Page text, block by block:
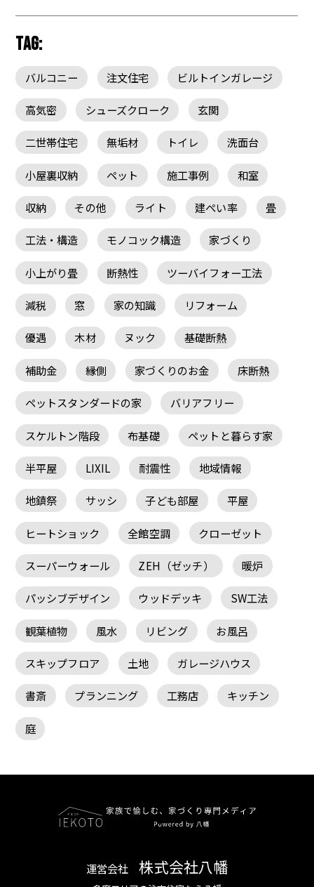
TAG:
バルコニー 注文住宅 ビルトインガレージ
高気密 シューズクローク 玄関
二世帯住宅 無垢材 トイレ 洗面台
小屋裏収納 ペット 施工事例 和室
収納 その他 ライト 建ぺい率 畳
工法・構造 モノコック構造 家づくり
小上がり畳 断熱性 ツーバイフォー工法
減税 窓 家の知識 リフォーム
優遇 木材 ヌック 基礎断熱
補助金 縁側 家づくりのお金 床断熱
ペットスタンダードの家 バリアフリー
スケルトン階段 布基礎 ペットと暮らす家
半平屋 LIXIL 耐震性 地域情報
地鎮祭 サッシ 子ども部屋 平屋
ヒートショック 全館空調 クローゼット
スーパーウォール ZEH（ゼッチ） 暖炉
パッシブデザイン ウッドデッキ SW工法
観葉植物 風水 リビング お風呂
スキップフロア 土地 ガレージハウス
書斎 プランニング 工務店 キッチン
庭
運営会社 株式会社八幡